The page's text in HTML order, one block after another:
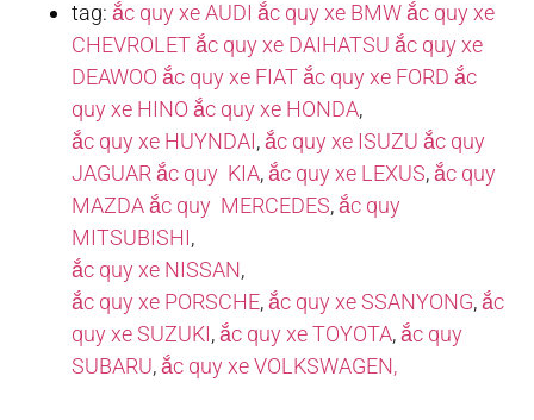
tag: ắc quy xe AUDI ắc quy xe BMWắc quy xe
CHEVROLETắc quy xe DAIHATSU ắc quy xe
DEAWOO ắc quy xe FIATắc quy xe FORD ắc
quy xe HINO ắc quy xe HONDA,
ắc quy xe HUYNDAI,ắc quy xe ISUZU ắc quy
JAGUARắc quy KIA,ắc quy xe LEXUS,ắc quy
MAZDAắc quy MERCEDES,ắc quy
MITSUBISHI,
ắc quy xe NISSAN,
ắc quy xe PORSCHE,ắc quy xe SSANYONG,ắc
quy xe SUZUKI,ắc quy xe TOYOTA,ắc quy
SUBARU,ắc quy xe VOLKSWAGEN,